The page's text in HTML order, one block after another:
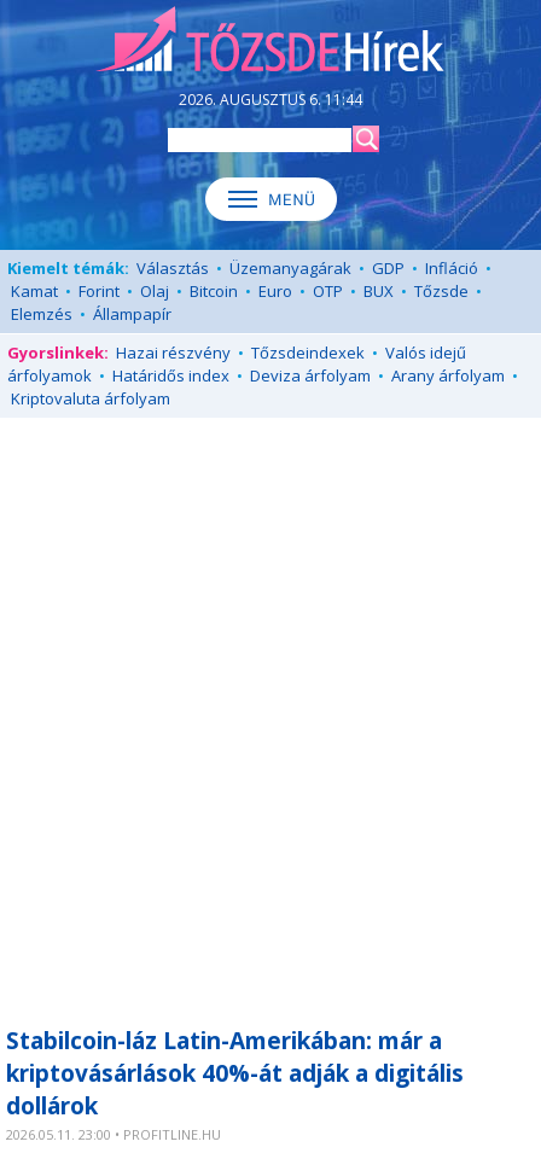
2026. AUGUSZTUS 6. 11:44
Kiemelt témák: Választás • Üzemanyagárak • GDP • Infláció •
Kamat • Forint • Olaj • Bitcoin • Euro • OTP • BUX • Tőzsde •
Elemzés • Állampapír
Gyorslinkek: Hazai részvény • Tőzsdeindexek • Valós idejű
árfolyamok • Határidős index • Deviza árfolyam • Arany árfolyam •
Kriptovaluta árfolyam
Stabilcoin-láz Latin-Amerikában: már a
kriptovásárlások 40%-át adják a digitális
dollárok
2026.05.11. 23:00 • PROFITLINE.HU